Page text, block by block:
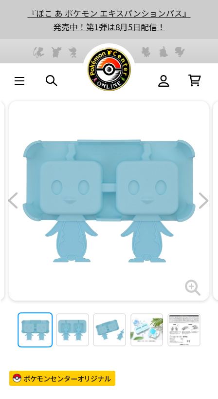
『ぽこ あ ポケモン エキスパンションパス』
発売中！第1弾は8月5日配信！
ポケモンセンターオリジナル